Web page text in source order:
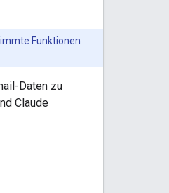
Funktionen
Daten zu
Claude